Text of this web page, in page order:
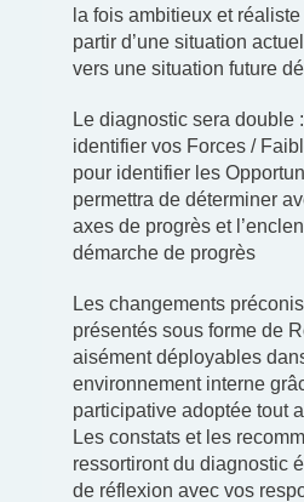
la fois ambitieux et
partir d’une situation
vers une situation future
Le diagnostic sera double
identifier vos Forces /
pour identifier les
permettra de déterminer
axes de progrès et
démarche de progrès
Les changements
présentés sous forme de
aisément déployables
environnement interne
participative adoptée tout
Les constats et les
ressortiront du diagnostic
de réflexion avec vos